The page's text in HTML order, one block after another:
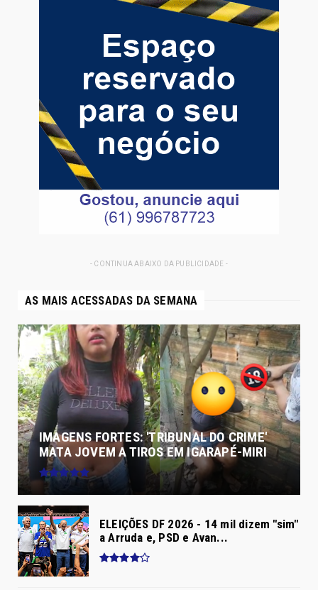
- CONTINUA ABAIXO DA PUBLICIDADE -
AS MAIS ACESSADAS DA SEMANA
IMAGENS FORTES: 'TRIBUNAL DO CRIME'
MATA JOVEM A TIROS EM IGARAPÉ-MIRI
ELEIÇÕES DF 2026 - 14 mil dizem "sim"
a Arruda e, PSD e Avan...